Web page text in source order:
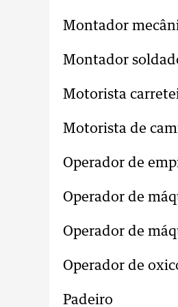
Montador
Montador
Motorista
Motorista de
Operador de
Operador de
Operador de
Operador de
Padeiro